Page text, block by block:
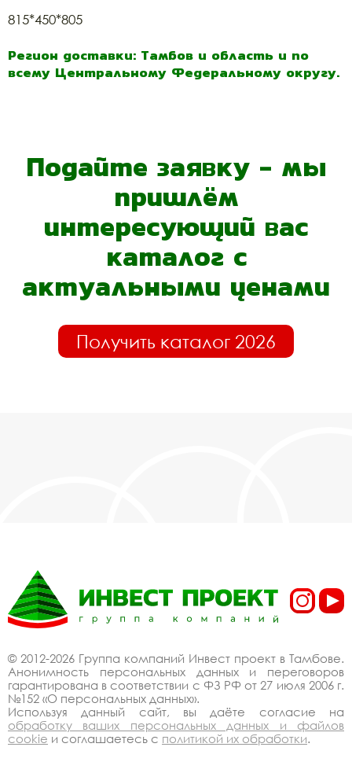
815*450*805
Регион доставки: Тамбов и область и по
всему Центральному Федеральному округу.
Подайте заявку - мы
пришлём
интересующий вас
каталог с
актуальными ценами
Получить каталог 2026
© 2012-2026 Группа компаний Инвест проект в Тамбове.
Анонимность персональных данных и переговоров
гарантирована в соответствии с ФЗ РФ от 27 июля 2006 г.
№152 «О персональных данных».
Используя данный сайт, вы даёте согласие на
обработку ваших персональных данных и файлов
cookie и соглашаетесь с политикой их обработки.